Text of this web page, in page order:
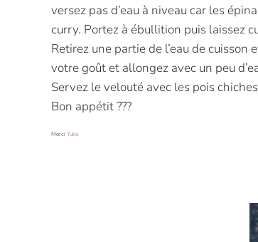
versez pas d’eau à niveau car les
curry. Portez à ébullition puis laissez
Retirez une partie de l’eau de
votre goût et allongez avec un peu
Servez le velouté avec les pois
Bon appétit ???
MerciYuka